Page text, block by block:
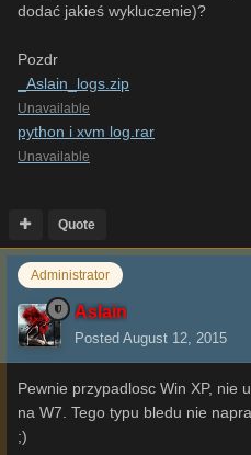
dodać jakieś wykluczenie)?
Pozdr
_Aslain_logs.zip
Unavailable
python i xvm log.rar
Unavailable
Quote
Administrator
Aslain
Posted August 12, 2015
Pewnie przypadlosc Win XP, nie
na W7. Tego typu bledu nie
;)